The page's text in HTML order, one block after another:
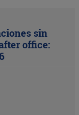
sin
office: